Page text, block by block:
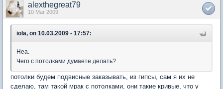
alexthegreat79
10 Mar 2009
iola, on 10.03.2009 - 17:57:
Неа.
Чего с потолками думаете делать?
потолки будем подвисные заказывать, из гипсы, сам я их не
сделаю, там такой мрак с потолками, они такие кривые, что у